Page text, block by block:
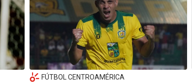
FÚTBOL CENTROAMÉRICA